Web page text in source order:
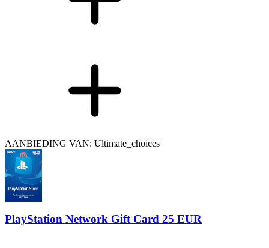
AANBIEDING VAN: Ultimate_choices
PlayStation Network Gift Card 25 EUR